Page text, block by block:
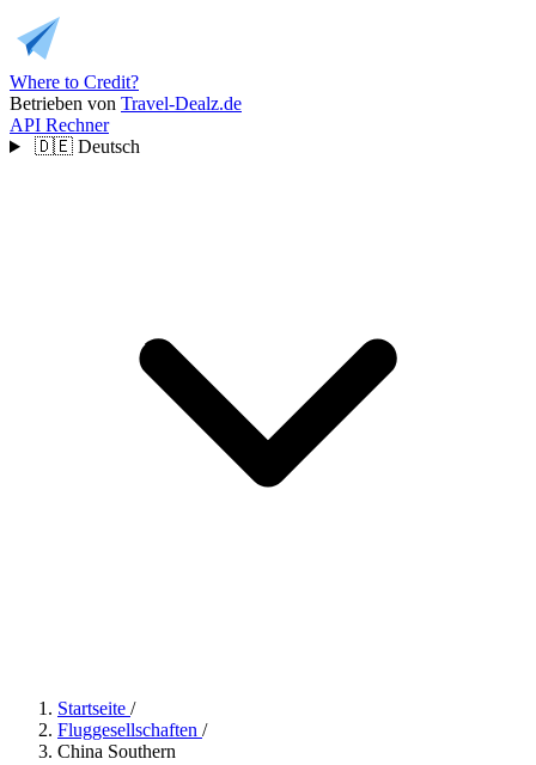
Where to Credit?
Betrieben von Travel-Dealz.de
API Rechner
🇩🇪 Deutsch
Startseite /
Fluggesellschaften /
China Southern